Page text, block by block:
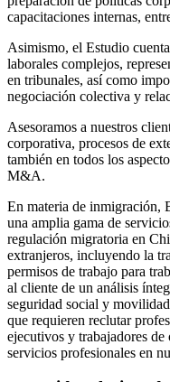
capacitaciones internas,
Asimismo, el Estudio
laborales complejos,
en tribunales, así como
negociación colectiva y
Asesoramos a nuestros
corporativa, procesos de
también en todos los
M&A.
En materia de inmigración,
una amplia gama de
regulación migratoria en
extranjeros, incluyendo la
permisos de trabajo para
al cliente de un análisis
seguridad social y
que requieren reclutar
ejecutivos y trabajadores de
servicios profesionales en